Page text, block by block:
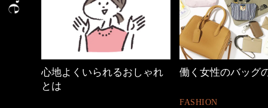
心地よくいられるおしゃれ
とは
働く女性のバッグ
FASHION